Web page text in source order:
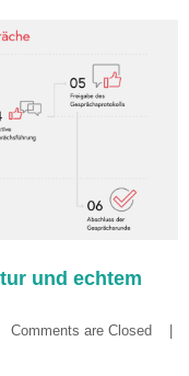
und echtem
Comments are Closed